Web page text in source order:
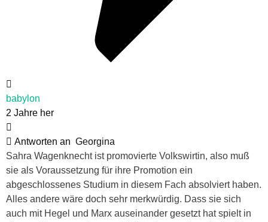
babylon
2 Jahre her
Antworten an Georgina
Sahra Wagenknecht ist promovierte Volkswirtin, also muß
sie als Voraussetzung für ihre Promotion ein
abgeschlossenes Studium in diesem Fach absolviert haben.
Alles andere wäre doch sehr merkwürdig. Dass sie sich
auch mit Hegel und Marx auseinander gesetzt hat spielt in